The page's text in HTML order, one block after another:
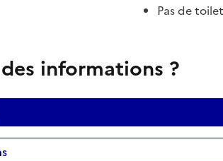
Pas de
informations ?